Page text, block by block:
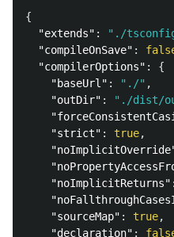
{
"extends" : "./
"compileOnSave" :
"compilerOptions" :
{
"baseUrl" : "./" ,
"outDir" : "./dist/
"strict" : true,
"noImplicitReturns" :
"sourceMap" : true,
"declaration" :